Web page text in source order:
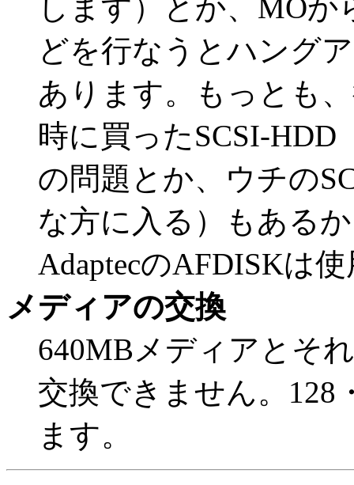
します）とか、MOか
どを行なうとハング
あります。もっとも
時に買ったSCSI-HDD
の問題とか、ウチの
な方に入る）もある
AdaptecのAFDISKは
メディアの交換
640MBメディアとそ
交換できません。128
ます。